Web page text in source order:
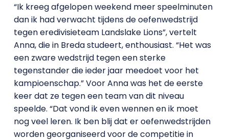
“Ik kreeg afgelopen weekend meer speelminuten
dan ik had verwacht tijdens de oefenwedstrijd
tegen eredivisieteam Landslake Lions”, vertelt
Anna, die in Breda studeert, enthousiast. “Het was
een zware wedstrijd tegen een sterke
tegenstander die ieder jaar meedoet voor het
kampioenschap.” Voor Anna was het de eerste
keer dat ze tegen een team van dit niveau
speelde. “Dat vond ik even wennen en ik moet
nog veel leren. Ik ben blij dat er oefenwedstrijden
worden georganiseerd voor de competitie in